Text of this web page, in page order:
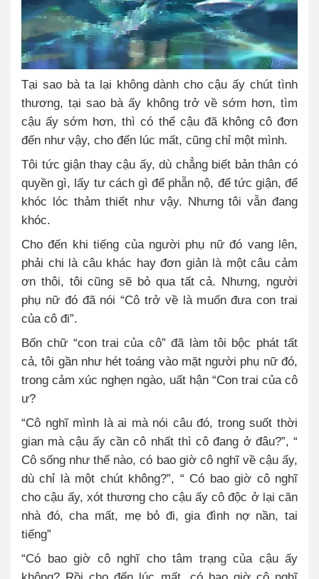
Tại sao bà ta lại không dành cho cậu ấy chút tình
thương, tại sao bà ấy không trở về sớm hơn, tìm
cậu ấy sớm hơn, thì có thể cậu đã không cô đơn
đến như vậy, cho đến lúc mất, cũng chỉ một mình.
Tôi tức giận thay cậu ấy, dù chẳng biết bản thân có
quyền gì, lấy tư cách gì để phẫn nộ, để tức giận, để
khóc lóc thảm thiết như vậy. Nhưng tôi vẫn đang
khóc.
Cho đến khi tiếng của người phụ nữ đó vang lên,
phải chi là câu khác hay đơn giản là một câu cảm
ơn thôi, tôi cũng sẽ bỏ qua tất cả. Nhưng, người
phụ nữ đó đã nói “Cô trở về là muốn đưa con trai
của cô đi”.
Bốn chữ “con trai của cô” đã làm tôi bộc phát tất
cả, tôi gần như hét toáng vào mặt người phụ nữ đó,
trong cảm xúc nghẹn ngào, uất hận “Con trai của cô
ư?
“Cô nghĩ mình là ai mà nói câu đó, trong suốt thời
gian mà cậu ấy cần cô nhất thì cô đang ở đâu?”, “
Cô sống như thế nào, có bao giờ cô nghĩ về cậu ấy,
dù chỉ là một chút không?”, “ Có bao giờ cô nghĩ
cho cậu ấy, xót thương cho cậu ấy cô độc ở lại căn
nhà đó, cha mất, mẹ bỏ đi, gia đình nợ nần, tai
tiếng”
“Có bao giờ cô nghĩ cho tâm trạng của cậu ấy